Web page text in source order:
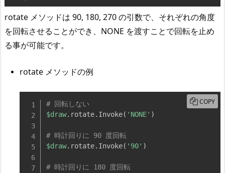
rotate メソッドは 90, 180, 270 の引数で、それぞれの角度
を回転させることができ、NONE を渡すことで回転を止め
る事が可能です。
rotate メソッドの例
# 回転しない
$draw. rotate. Invoke( 'NONE' )
# 時計回りに 90 度回転
$draw. rotate. Invoke( '90' )
# 時計回りに 180 度回転
COPY